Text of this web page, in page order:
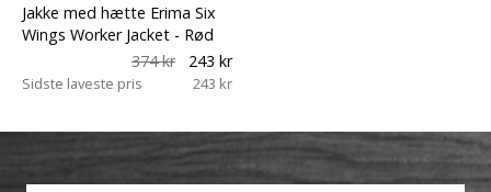
Jakke med hætte Erima Six
Wings Worker Jacket - Rød
374 kr
243 kr
Sidste laveste pris 243 kr